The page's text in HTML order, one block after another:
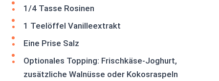
1/4 Tasse Rosinen
1 Teelöffel Vanilleextrakt
Eine Prise Salz
Optionales Topping: Frischkäse-Joghurt,
zusätzliche Walnüsse oder Kokosraspeln